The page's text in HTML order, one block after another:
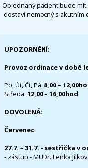
Objednaný pacient bude
dostaví nemocný s akutním
UPOZORNĚNÍ:
Provoz ordinace v době
Po, Út, Čt, Pá: 8,00 –
Středa: 12,00 – 16,00hod
DOVOLENÁ:
Červenec:
27.7. –31.7. - sestřička v
- zástup - MUDr. Lenka